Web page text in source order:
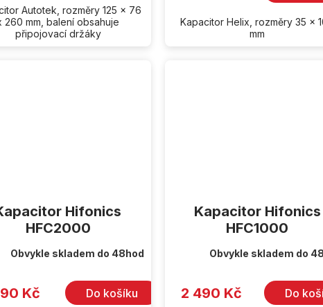
Autotek, rozměry 125 x 76
260 mm, balení obsahuje
připojovací držáky
Kapacitor Helix, rozměry 35 x
mm
Hifonics
HFC2000
Obvykle skladem do 48hod
Kč Do košíku
Kapacitor Hifonics
HFC1000
Obvykle skladem do
2 490 Kč Do